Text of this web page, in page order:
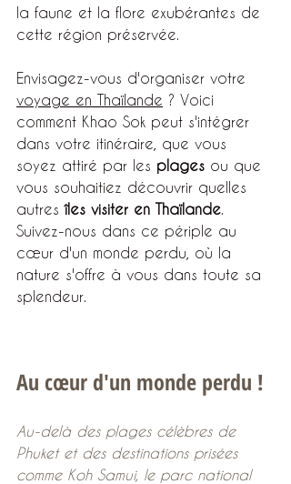
la faune et la flore exubérantes de
cette région préservée.
Envisagez-vous d'organiser votre
voyage en Thaïlande ? Voici
comment Khao Sok peut s'intégrer
dans votre itinéraire, que vous
soyez attiré par les plages ou que
vous souhaitiez découvrir quelles
autres îles visiter en Thaïlande.
Suivez-nous dans ce périple au
cœur d'un monde perdu, où la
nature s'offre à vous dans toute sa
splendeur.
Au cœur d'un monde perdu !
Au-delà des plages célèbres de
Phuket et des destinations prisées
comme Koh Samui, le parc national